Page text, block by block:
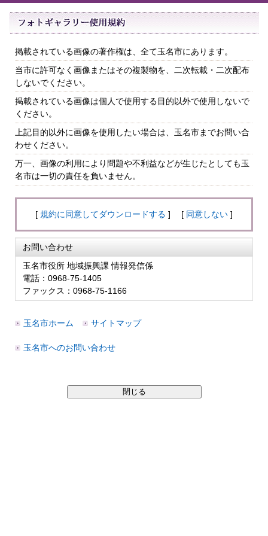
掲載されている画像の著作権は、全て玉名市にあります。
当市に許可なく画像またはその複製物を、二次転載・二次配布
しないでください。
掲載されている画像は個人で使用する目的以外で使用しないで
ください。
上記目的以外に画像を使用したい場合は、玉名市までお問い合
わせください。
万一、画像の利用により問題や不利益などが生じたとしても玉
名市は一切の責任を負いません。
[ 規約に同意してダウンロードする ] [ 同意しない ]
お問い合わせ
玉名市役所 地域振興課 情報発信係
電話：0968-75-1405
ファックス：0968-75-1166
玉名市ホーム サイトマップ
玉名市へのお問い合わせ